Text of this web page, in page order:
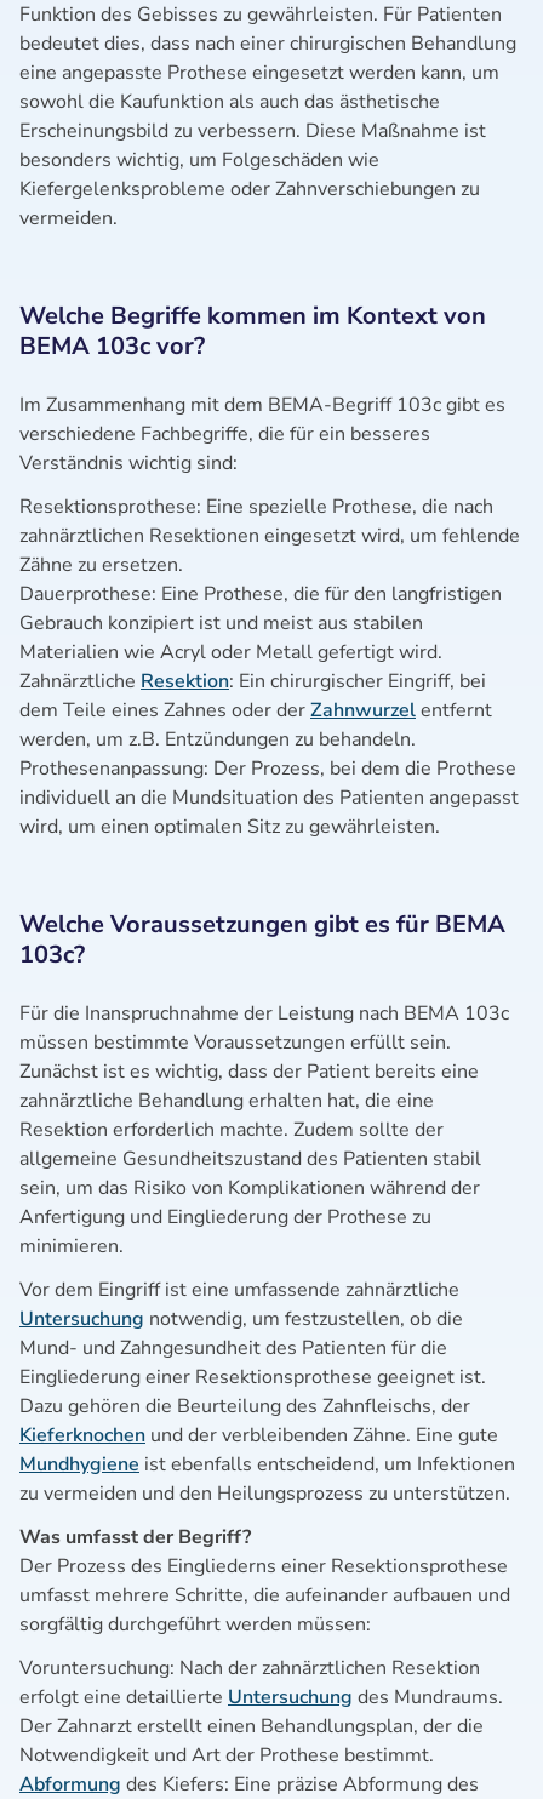
Funktion des Gebisses zu gewährleisten. Für Patienten
bedeutet dies, dass nach einer chirurgischen Behandlung
eine angepasste Prothese eingesetzt werden kann, um
sowohl die Kaufunktion als auch das ästhetische
Erscheinungsbild zu verbessern. Diese Maßnahme ist
besonders wichtig, um Folgeschäden wie
Kiefergelenksprobleme oder Zahnverschiebungen zu
vermeiden.
Welche Begriffe kommen im Kontext von
BEMA 103c vor?
Im Zusammenhang mit dem BEMA-Begriff 103c gibt es
verschiedene Fachbegriffe, die für ein besseres
Verständnis wichtig sind:
Resektionsprothese: Eine spezielle Prothese, die nach
zahnärztlichen Resektionen eingesetzt wird, um fehlende
Zähne zu ersetzen.
Dauerprothese: Eine Prothese, die für den langfristigen
Gebrauch konzipiert ist und meist aus stabilen
Materialien wie Acryl oder Metall gefertigt wird.
Zahnärztliche Resektion: Ein chirurgischer Eingriff, bei
dem Teile eines Zahnes oder derZahnwurzelentfernt
werden, um z.B. Entzündungen zu behandeln.
Prothesenanpassung: Der Prozess, bei dem die Prothese
individuell an die Mundsituation des Patienten angepasst
wird, um einen optimalen Sitz zu gewährleisten.
Welche Voraussetzungen gibt es für BEMA
103c?
Für die Inanspruchnahme der Leistung nach BEMA 103c
müssen bestimmte Voraussetzungen erfüllt sein.
Zunächst ist es wichtig, dass der Patient bereits eine
zahnärztliche Behandlung erhalten hat, die eine
Resektion erforderlich machte. Zudem sollte der
allgemeine Gesundheitszustand des Patienten stabil
sein, um das Risiko von Komplikationen während der
Anfertigung und Eingliederung der Prothese zu
minimieren.
Vor dem Eingriff ist eine umfassende zahnärztliche
Untersuchung notwendig, um festzustellen, ob die
Mund- und Zahngesundheit des Patienten für die
Eingliederung einer Resektionsprothese geeignet ist.
Dazu gehören die Beurteilung des Zahnfleischs, der
Kieferknochen und der verbleibenden Zähne. Eine gute
Mundhygiene ist ebenfalls entscheidend, um Infektionen
zu vermeiden und den Heilungsprozess zu unterstützen.
Was umfasst der Begriff?
Der Prozess des Eingliederns einer Resektionsprothese
umfasst mehrere Schritte, die aufeinander aufbauen und
sorgfältig durchgeführt werden müssen:
Voruntersuchung: Nach der zahnärztlichen Resektion
erfolgt eine detaillierte Untersuchung des Mundraums.
Der Zahnarzt erstellt einen Behandlungsplan, der die
Notwendigkeit und Art der Prothese bestimmt.
Abformung des Kiefers: Eine präzise Abformung des